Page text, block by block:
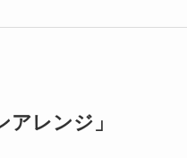
レンジ」